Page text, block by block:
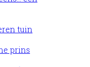
tuin
prins